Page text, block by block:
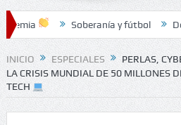
Soberanía y fútbol Del Estado
INICIO ESPECIALES
PERLAS,
LA CRISIS MUNDIAL DE 50 MILLONES
TECH